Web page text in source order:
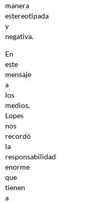
manera
estereotipada
y
negativa.
En
este
mensaje
a
los
medios,
Lopes
nos
recordó
la
responsabilidad
enorme
que
tienen
a